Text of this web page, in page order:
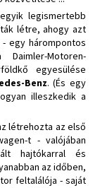
legismertebb
létre, ahogy azt
egy hárompontos
Motoren-
egyesülése
Benz. (És egy
illeszkedik a
létrehozta az első
t - valójában
hajtókarral és
az időben,
feltalálója - saját